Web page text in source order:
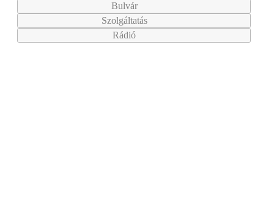
Bulvár
Szolgáltatás
Rádió